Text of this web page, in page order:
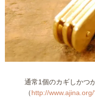
通常1個のカギしかつ
（http://